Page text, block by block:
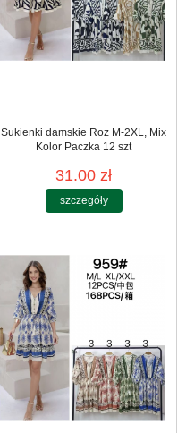
Sukienki damskie Roz M-2XL, Mix
Kolor Paczka 12 szt
31.00 zł
szczegóły